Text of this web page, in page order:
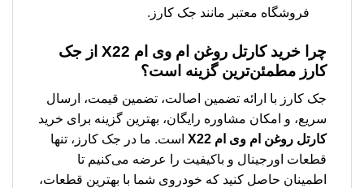
فروشگاه معتبر مانند جک کارز.
چرا خریدكارتل روغن ام وی ام X22
از جک
کارز مطمئن‌ترین گزینه است؟
جک کارز با ارائه تضمین اصالت، تضمین قیمت، ارسال
سریع، و امکان مشاوره رایگان، بهترین گزینه برای خرید
كارتل روغن ام وی ام X22
است. ما در جک کارز، تنها
قطعات اورجینال و باکیفیت را عرضه می‌کنیم تا
اطمینان حاصل کنید که خودروی شما با بهترین قطعات،